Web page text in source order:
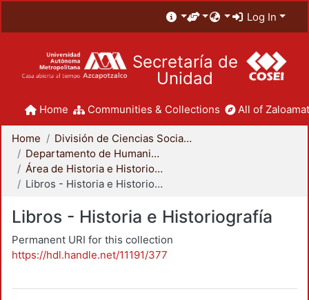
Log In
Secretaría de
Unidad
Home Communities & Collections All of
Home
División de Ciencias Sociales y Humanidades
Departamento de Humanidades
Área de Historia e Historiografía
Libros - Historia e Historiografía
Libros - Historia e Historiografía
Permanent URI for this collection
https://hdl.handle.net/11191/377